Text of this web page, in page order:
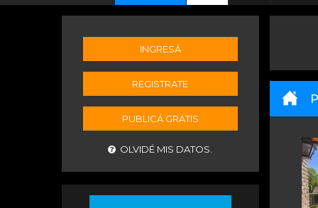
INGRESÁ
REGISTRATE
PUBLICÁ GRATIS
OLVIDÉ MIS DATOS.